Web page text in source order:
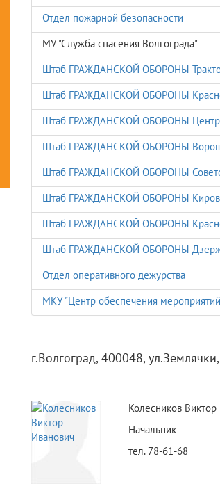
Отдел пожарной безопасности
МУ "Служба спасения Волгограда"
Штаб ГРАЖДАНСКОЙ ОБОРОНЫ
Штаб ГРАЖДАНСКОЙ ОБОРОНЫ
Штаб ГРАЖДАНСКОЙ ОБОРОНЫ
Штаб ГРАЖДАНСКОЙ ОБОРОНЫ
Штаб ГРАЖДАНСКОЙ ОБОРОНЫ
Штаб ГРАЖДАНСКОЙ ОБОРОНЫ
Штаб ГРАЖДАНСКОЙ ОБОРОНЫ
Штаб ГРАЖДАНСКОЙ ОБОРОНЫ
Отдел оперативного дежурства
МКУ "Центр обеспечения
г.Волгоград, 400048,
Колесников Виктор
Начальник
тел. 78-61-68